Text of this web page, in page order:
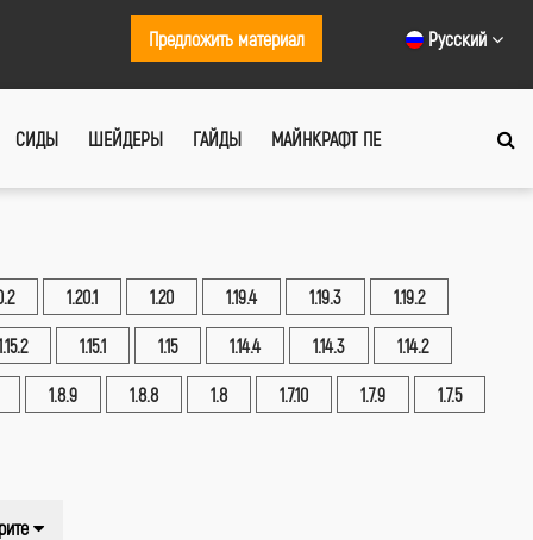
Русский
Предложить материал
СИДЫ ШЕЙДЕРЫ ГАЙДЫ МАЙНКРАФТ ПЕ
1.20.1 1.20 1.19.4 1.19.3 1.19.2
1.15.1 1.15 1.14.4 1.14.3 1.14.2
1.8.9 1.8.8 1.8 1.7.10 1.7.9 1.7.5